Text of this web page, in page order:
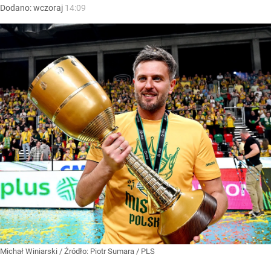
Dodano:wczoraj 14:09
Michał Winiarski / Źródło: Piotr Sumara / PLS